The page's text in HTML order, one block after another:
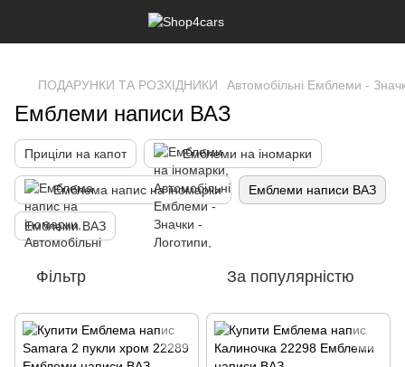
ПОДАРУНКИ ТА РОЗХІДНИКИ Автомобільні Емблеми -
Емблеми написи ВАЗ
Приціли на капот Емблеми на іномарки
Емблема напис на іномарки Емблеми написи ВАЗ
Емблеми ВАЗ
Фільтр За популярністю